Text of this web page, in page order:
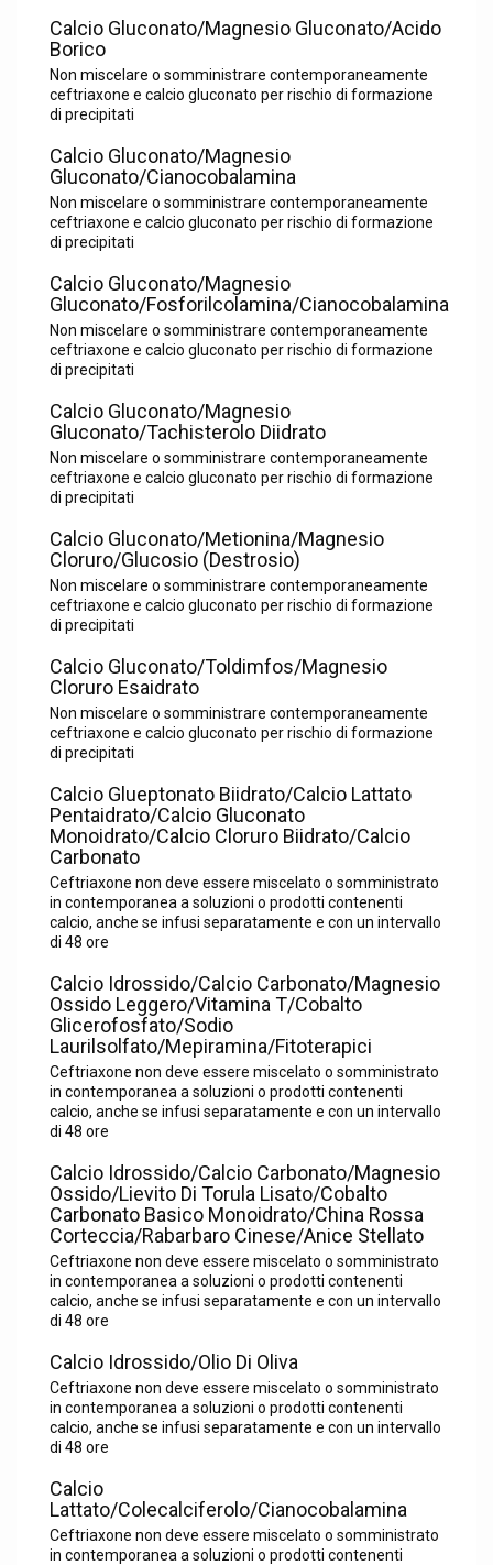
Calcio Gluconato/Magnesio Gluconato/Acido
Borico
Non miscelare o somministrare contemporaneamente
ceftriaxone e calcio gluconato per rischio di formazione
di precipitati
Calcio Gluconato/Magnesio
Gluconato/Cianocobalamina
Non miscelare o somministrare contemporaneamente
ceftriaxone e calcio gluconato per rischio di formazione
di precipitati
Calcio Gluconato/Magnesio
Gluconato/Fosforilcolamina/Cianocobalamina
Non miscelare o somministrare contemporaneamente
ceftriaxone e calcio gluconato per rischio di formazione
di precipitati
Calcio Gluconato/Magnesio
Gluconato/Tachisterolo Diidrato
Non miscelare o somministrare contemporaneamente
ceftriaxone e calcio gluconato per rischio di formazione
di precipitati
Calcio Gluconato/Metionina/Magnesio
Cloruro/Glucosio (Destrosio)
Non miscelare o somministrare contemporaneamente
ceftriaxone e calcio gluconato per rischio di formazione
di precipitati
Calcio Gluconato/Toldimfos/Magnesio
Cloruro Esaidrato
Non miscelare o somministrare contemporaneamente
ceftriaxone e calcio gluconato per rischio di formazione
di precipitati
Calcio Glueptonato Biidrato/Calcio Lattato
Pentaidrato/Calcio Gluconato
Monoidrato/Calcio Cloruro Biidrato/Calcio
Carbonato
Ceftriaxone non deve essere miscelato o somministrato
in contemporanea a soluzioni o prodotti contenenti
calcio, anche se infusi separatamente e con un intervallo
di 48 ore
Calcio Idrossido/Calcio Carbonato/Magnesio
Ossido Leggero/Vitamina T/Cobalto
Glicerofosfato/Sodio
Laurilsolfato/Mepiramina/Fitoterapici
Ceftriaxone non deve essere miscelato o somministrato
in contemporanea a soluzioni o prodotti contenenti
calcio, anche se infusi separatamente e con un intervallo
di 48 ore
Calcio Idrossido/Calcio Carbonato/Magnesio
Ossido/Lievito Di Torula Lisato/Cobalto
Carbonato Basico Monoidrato/China Rossa
Corteccia/Rabarbaro Cinese/Anice Stellato
Ceftriaxone non deve essere miscelato o somministrato
in contemporanea a soluzioni o prodotti contenenti
calcio, anche se infusi separatamente e con un intervallo
di 48 ore
Calcio Idrossido/Olio Di Oliva
Ceftriaxone non deve essere miscelato o somministrato
in contemporanea a soluzioni o prodotti contenenti
calcio, anche se infusi separatamente e con un intervallo
di 48 ore
Calcio
Lattato/Colecalciferolo/Cianocobalamina
Ceftriaxone non deve essere miscelato o somministrato
in contemporanea a soluzioni o prodotti contenenti